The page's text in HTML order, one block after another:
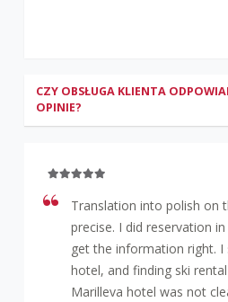
CZY OBSŁUGA KLIENTA
OPINIE?
Translation into polish on
precise. I did reservation
get the information right. I
hotel, and finding ski
Marilleva hotel was not